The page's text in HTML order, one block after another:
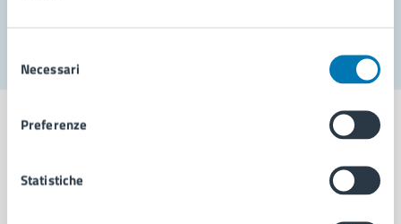
delNecessari
Preferenze
StatisticheComune di Napoli